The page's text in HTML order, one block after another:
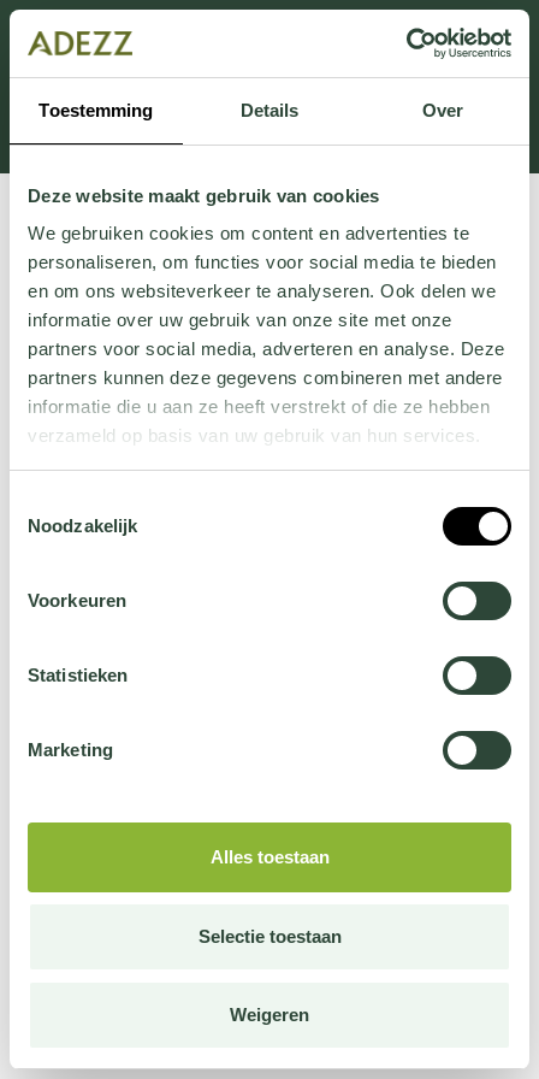
Toestemming Details Over
Deze website maakt gebruik van cookies
We gebruiken cookies om content en advertenties te
personaliseren, om functies voor social media te bieden
en om ons websiteverkeer te analyseren. Ook delen we
informatie over uw gebruik van onze site met onze
partners voor social media, adverteren en analyse. Deze
partners kunnen deze gegevens combineren met andere
informatie die u aan ze heeft verstrekt of die ze hebben
verzameld op basis van uw gebruik van hun services.
jehier.
Noodzakelijk
Voorkeuren
Statistieken
Marketing
Alles toestaan
Selectie toestaan
Weigeren
This section is currently under maintenance.
If you are missing information, you can call us at +31
413 745 423 or email us at